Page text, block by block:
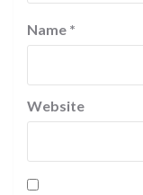
Name *
Website